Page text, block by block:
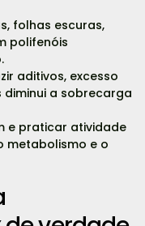
folhas escuras,
polifenóis
aditivos, excesso
a sobrecarga
e praticar atividade
metabolismo e o